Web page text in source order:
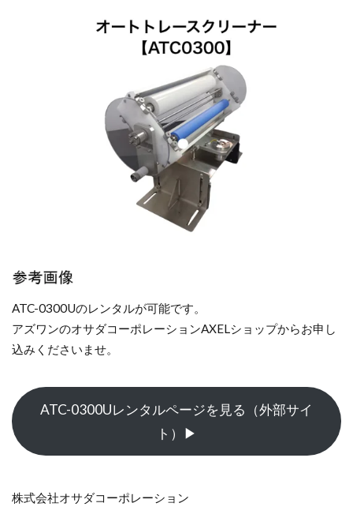
ATC-0300Uのレンタルが可能です。
アズワンのオサダコーポレーションAXELショップからお申し
込みくださいませ。
ATC-0300Uレンタルページを見る（外部サイ
ト）▶︎
株式会社オサダコーポレーション